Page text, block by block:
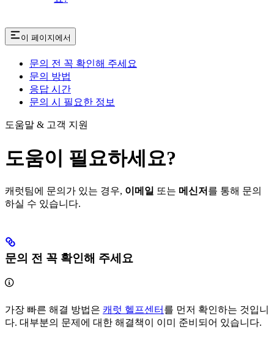
이 페이지에서
문의 전 꼭 확인해 주세요
문의 방법
응답 시간
문의 시 필요한 정보
도움말 & 고객 지원
도움이 필요하세요?
캐럿팀에 문의가 있는 경우, 이메일 또는 메신저 를 통해 문의
하실 수 있습니다.
문의 전 꼭 확인해 주세요
가장 빠른 해결 방법은 캐럿 헬프센터 를 먼저 확인하는 것입니
다. 대부분의 문제에 대한 해결책이 이미 준비되어 있습니다.